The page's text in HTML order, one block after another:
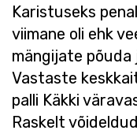
Karistuseks
viimane oli ehk
mängijate põuda
Vastaste
palli Käkki
Raskelt